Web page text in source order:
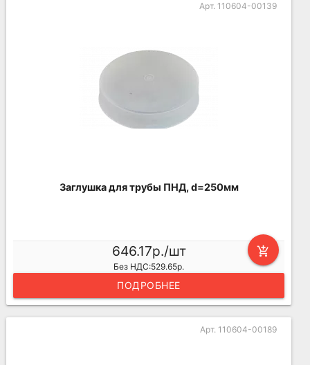
Арт. 110604-00139
Заглушка для трубы ПНД, d=250мм
add_shopping_cart
646.17р./шт
Без НДС:529.65р.
ПОДРОБНЕЕ
Арт. 110604-00189